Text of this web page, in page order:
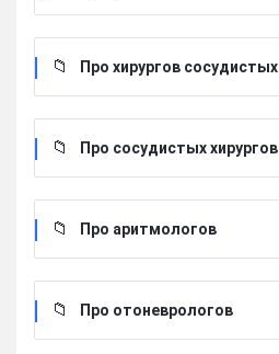
Про хирургов сосудистых
Про сосудистых хирургов
Про аритмологов
Про отоневрологов